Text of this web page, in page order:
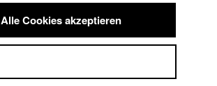
x y z Alle
Alle Cookies akzeptieren